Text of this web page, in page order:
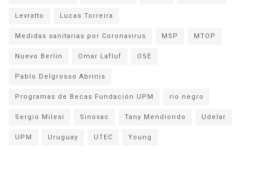
Levratto Lucas Torreira
Medidas sanitarias por Coronavirus MSP MTOP
Nuevo Berlin Omar Lafluf OSE
Pablo Delgrosso Abrinis
Programas de Becas Fundación UPM rio negro
Sergio Milesi Sinovac Tany Mendiondo Udelar
UPM Uruguay UTEC Young